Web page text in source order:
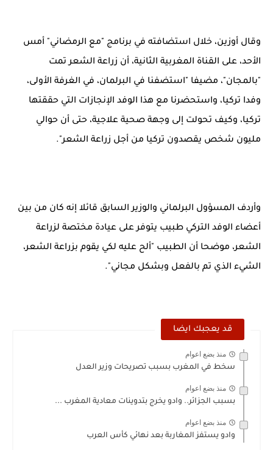
وقال أوزين، خلال استضافته في برنامج "مع الرمضاني" أمس
الأحد، على القناة المغربية الثانية، أن زراعة الشعر تمت
"بالمجان"، مضيفا "استضفنا في البرلمان، في الغرفة الأولى،
وفدا تركيا، واستحضرنا مع هذا الوفد الإنجازات التي حققتها
تركيا، وكيف تحولت إلى وجهة صحية علاجية، حتى أن حوالي
مليون شخص يقصدون تركيا من أجل زراعة الشعر".
وأردف المسؤول البرلماني والوزير السابق قائلا إنه كان من بين
أعضاء الوفد التركي طبيب يتوفر على عيادة مختصة لزراعة
الشعر، موضحا أن الطبيب "ألح عليه لكي يقوم بزراعة الشعر،
الشيء الذي تم بالفعل وبشكل مجاني".
قد يعجبك ايضا
منذ بضع اعوام
سخط في المغرب بسبب تصريحات وزير العدل
منذ بضع اعوام
بسبب الجزائر.. وادو يخرج بتدوينات معادية المغرب ...
منذ بضع اعوام
وادو يستفز المغاربة بعد نهائي كأس العرب